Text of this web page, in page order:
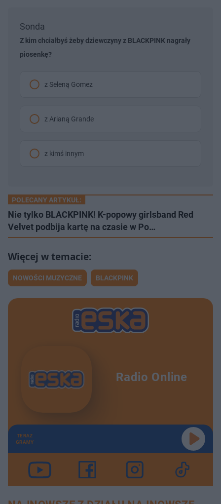
Sonda
Z kim chciałbyś żeby dziewczyny z BLACKPINK nagrały
piosenkę?
z Seleną Gomez
z Arianą Grande
z kimś innym
POLECANY ARTYKUŁ:
Nie tylko BLACKPINK! K-popowy girlsband Red
Velvet podbija kartę na czasie w Po…
NOWOŚCI MUZYCZNE BLACKPINK
Radio Online
TERAZ
GRAMY